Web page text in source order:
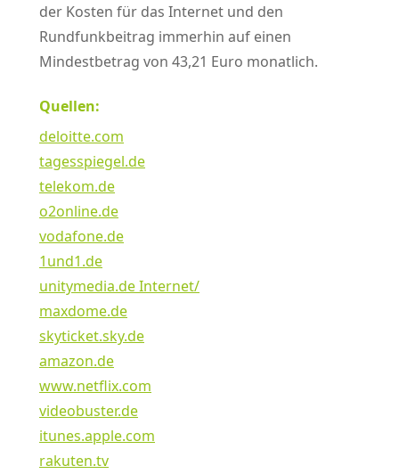
der Kosten für das Internet und den
Rundfunkbeitrag immerhin auf einen
Mindestbetrag von 43,21 Euro monatlich.
Quellen:
deloitte.com
tagesspiegel.de
telekom.de
o2online.de
vodafone.de
1und1.de
unitymedia.de Internet/
maxdome.de
skyticket.sky.de
amazon.de
www.netflix.com
videobuster.de
itunes.apple.com
rakuten.tv